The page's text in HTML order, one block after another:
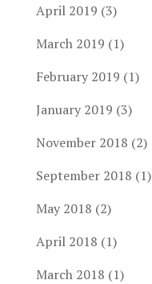
April 2019 (3)
March 2019 (1)
February 2019 (1)
January 2019 (3)
November 2018 (2)
September 2018 (1)
May 2018 (2)
April 2018 (1)
March 2018 (1)